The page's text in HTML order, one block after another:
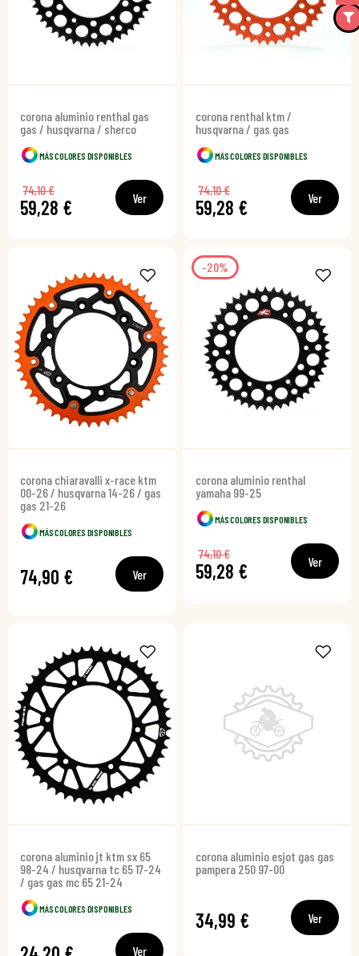
corona aluminio renthal gas
gas / husqvarna / sherco
MÁS COLORES DISPONIBLES
59,28 €
74,10 € Ver
corona renthal ktm /
husqvarna / gas gas
MÁS COLORES DISPONIBLES
59,28 €
74,10 € Ver
corona chiaravalli x-race ktm
00-26 / husqvarna 14-26 / gas
gas 21-26
MÁS COLORES DISPONIBLES
74,90 € Ver
-20%
corona aluminio renthal
yamaha 99-25
MÁS COLORES DISPONIBLES
59,28 €
74,10 € Ver
corona aluminio jt ktm sx 65
98-24 / husqvarna tc 65 17-24
/ gas gas mc 65 21-24
MÁS COLORES DISPONIBLES
Ver
corona aluminio esjot gas gas
pampera 250 97-00
34,99 € Ver